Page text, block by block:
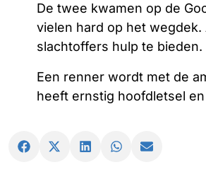
De twee kwamen op de
vielen hard op het
slachtoffers hulp te bieden.
Een renner wordt met de
heeft ernstig hoofdletsel